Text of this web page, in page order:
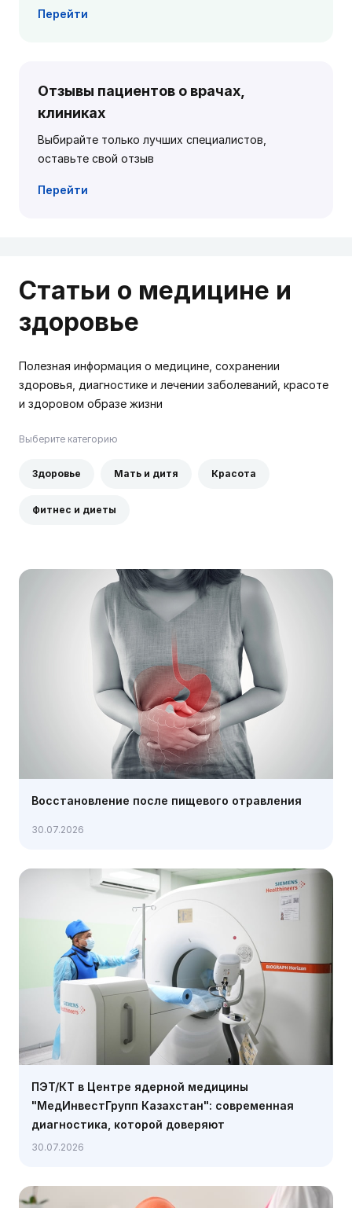
Перейти
Отзывы пациентов о врачах,
клиниках
Выбирайте только лучших специалистов,
оставьте свой отзыв
Перейти
Статьи о медицине и
здоровье
Полезная информация о медицине, сохранении
здоровья, диагностике и лечении заболеваний, красоте
и здоровом образе жизни
Выберите категорию
Здоровье Мать и дитя Красота
Фитнес и диеты
Восстановление после пищевого отравления
30.07.2026
ПЭТ/КТ в Центре ядерной медицины
"МедИнвестГрупп Казахстан": современная
диагностика, которой доверяют
30.07.2026